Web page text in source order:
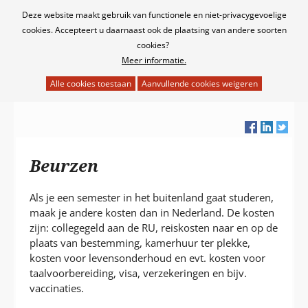
Cookies
Deze website maakt gebruik van functionele en niet-privacygevoelige
cookies. Accepteert u daarnaast ook de plaatsing van andere soorten
cookies?
Meer informatie.
cookies
website
worden
toegestaan
geweigerd.
Beurzen
Als je een semester in het buitenland gaat studeren,
maak je andere kosten dan in Nederland. De kosten
zijn: collegegeld aan de RU, reiskosten naar en op de
plaats van bestemming, kamerhuur ter plekke,
kosten voor levensonderhoud en evt. kosten voor
taalvoorbereiding, visa, verzekeringen en bijv.
vaccinaties.